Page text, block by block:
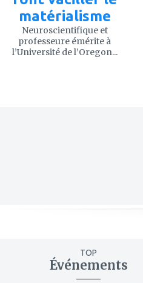
matérialisme
Neuroscientifique et
professeure émérite à
l’Université de l’Oregon...
TOP
Événements